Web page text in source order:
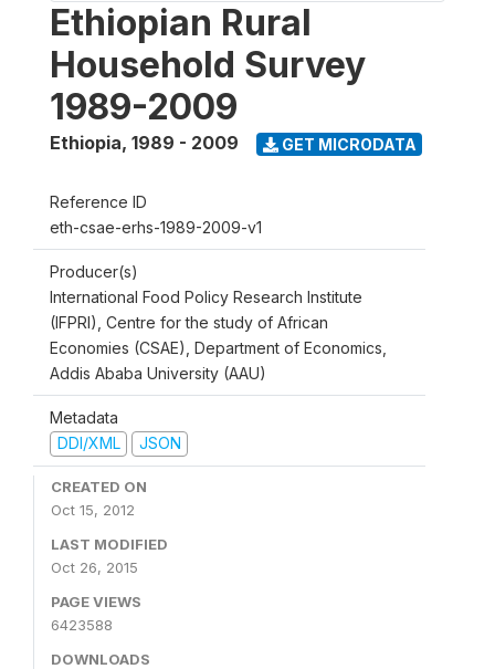
Ethiopian Rural
Household Survey
1989-2009
Ethiopia, 1989 - 2009 GET MICRODATA
Reference ID
eth-csae-erhs-1989-2009-v1
Producer(s)
International Food Policy Research Institute
(IFPRI), Centre for the study of African
Economies (CSAE), Department of Economics,
Addis Ababa University (AAU)
Metadata
DDI/XML
JSON
CREATED ON
Oct 15, 2012
LAST MODIFIED
Oct 26, 2015
PAGE VIEWS
6423588
DOWNLOADS